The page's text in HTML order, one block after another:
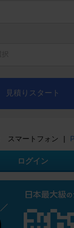
見積りスタート
スマートフォン |
ログイン